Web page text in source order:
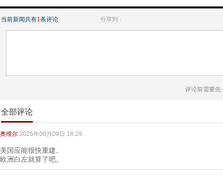
当前新闻共有1 条评论 分享到：
评论前需要先
全部评论
奥维尔 2025年08月09日 18:29
美国应能很快重建。
欧洲白左就算了吧。